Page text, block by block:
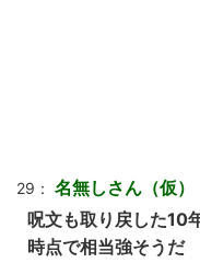
29： 名無しさん（仮）
呪文も取り戻した10
時点で相当強そうだ